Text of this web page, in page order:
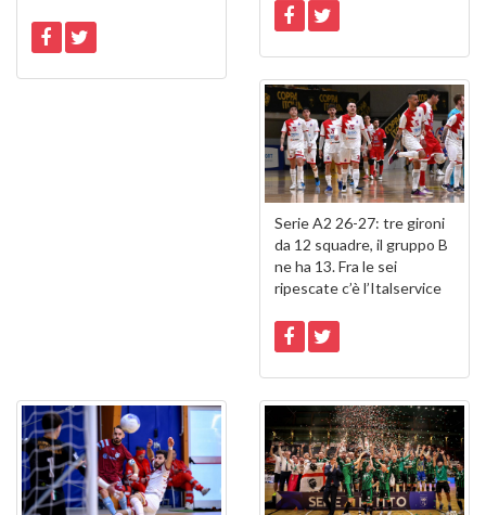
Serie A2 26-27: tre gironi
da 12 squadre, il gruppo B
ne ha 13. Fra le sei
ripescate c’è l’Italservice